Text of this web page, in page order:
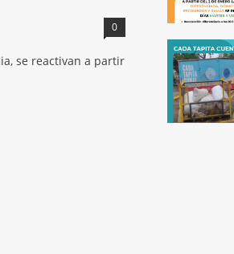
0
se reactivan a partir